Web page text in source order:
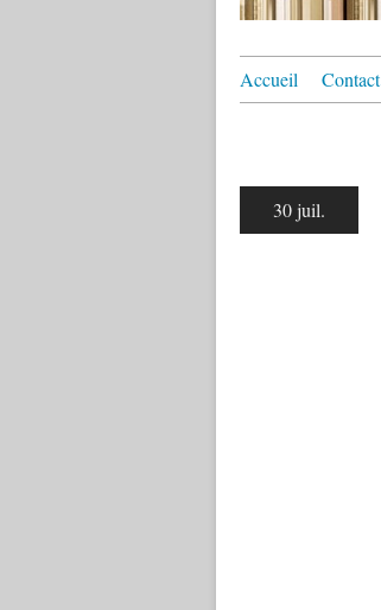
Accueil Contact
30 juil.